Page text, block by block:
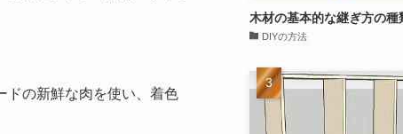
ドの新鮮な肉を使い、着色
木材の基本的な継ぎ方の種
DIYの方法